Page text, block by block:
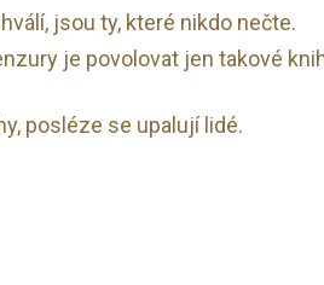
jsou ty, které nikdo nečte.
je povolovat jen takové
posléze se upalují lidé.